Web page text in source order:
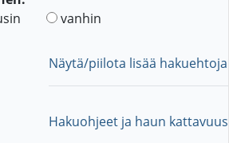
vanhin
Näytä/piilota lisää hakuehtoja
Hakuohjeet ja haun kattavuus